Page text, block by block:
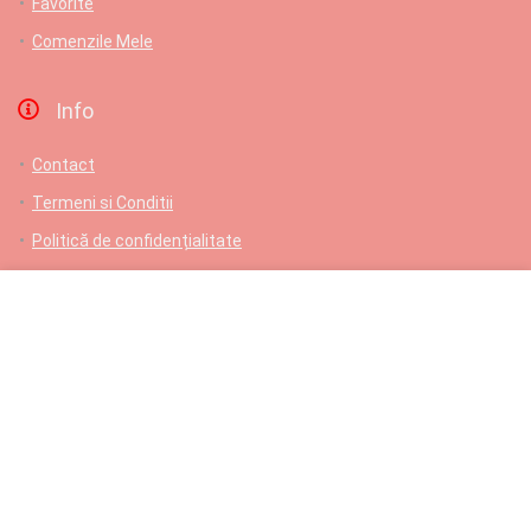
Comenzile Mele
Info
Contact
Termeni si Conditii
Politică de confidențialitate